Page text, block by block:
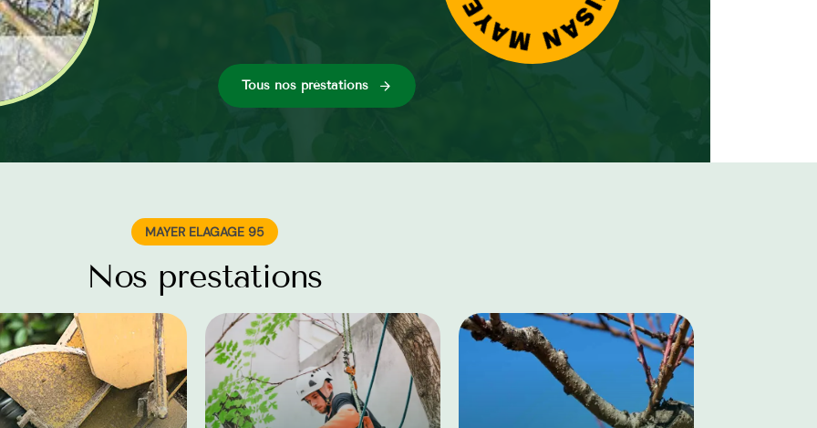
Tous nos préstations
MAYER ELAGAGE 95
Nos prestations